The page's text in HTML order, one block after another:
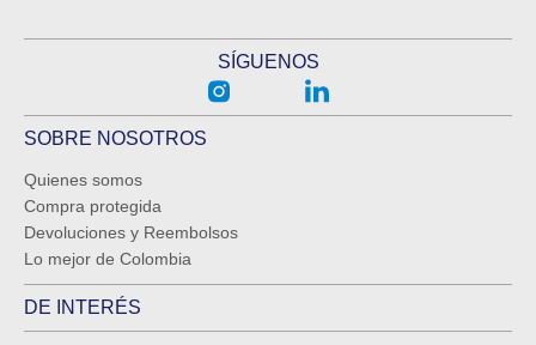
SÍGUENOS
SOBRE NOSOTROS
Quienes somos
Compra protegida
Devoluciones y Reembolsos
Lo mejor de Colombia
DE INTERÉS